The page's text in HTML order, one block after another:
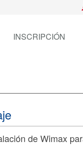
INSCRIPCIÓN
de Wimax